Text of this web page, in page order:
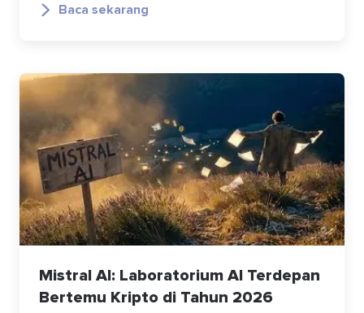
Baca sekarang
Mistral AI: Laboratorium AI Terdepan
Bertemu Kripto di Tahun 2026